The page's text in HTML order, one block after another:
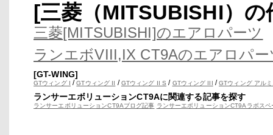
[三菱（MITSUBISHI）
三菱[MITSUBISHI]のエアロパーツ
ランエボVIII,IX CT9Aのエアロパー
[GT-WING]
GTウィング I /GTウィング II /GTウィング II S / GTウィング III /GTウィング アル
ランサーエボリューションCT9Aに関連する記事を探す
ランサーエボリューションCT9Aブログ記事 ランサーエボリューションCT9Aラボス